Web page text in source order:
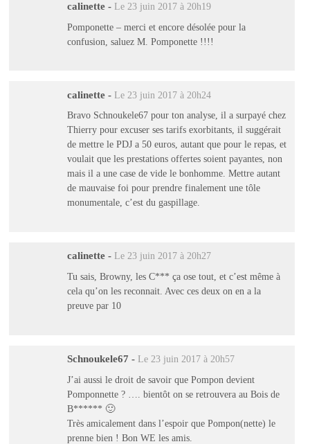
calinette - Le 23 juin 2017 à 20h19
Pomponette – merci et encore désolée pour la
confusion, saluez M. Pomponette !!!!
calinette - Le 23 juin 2017 à 20h24
Bravo Schnoukele67 pour ton analyse, il a surpayé chez
Thierry pour excuser ses tarifs exorbitants, il suggérait
de mettre le PDJ a 50 euros, autant que pour le repas, et
voulait que les prestations offertes soient payantes, non
mais il a une case de vide le bonhomme. Mettre autant
de mauvaise foi pour prendre finalement une tôle
monumentale, c’est du gaspillage.
calinette - Le 23 juin 2017 à 20h27
Tu sais, Browny, les C*** ça ose tout, et c’est même à
cela qu’on les reconnait. Avec ces deux on en a la
preuve par 10
Schnoukele67 - Le 23 juin 2017 à 20h57
J’ai aussi le droit de savoir que Pompon devient
Pomponnette ? …. bientôt on se retrouvera au Bois de
B****** 🙂
Très amicalement dans l’espoir que Pompon(nette) le
prenne bien ! Bon WE les amis.